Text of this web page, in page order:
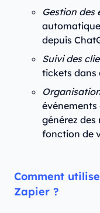
Gestion des
depuis
Suivi des
tickets dans
événements
générez des
fonction de
Comment
Zapier ?